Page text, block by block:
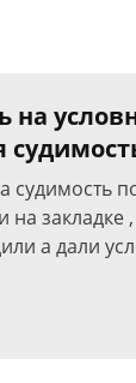
судимость
на
а дали